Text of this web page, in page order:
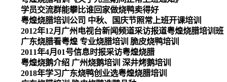
学员交流群能攀比谁回家做烧鸭卖得好
粤煌烧腊培训公司 中秋、国庆节照常上班开课培训
2012年12月广州电视台新闻频道采访报道粤煌烧腊培训班
广东烧腊看粤煌 专业烧腊培训 脆皮烧鸭培训
2011年4月01号信息时报采访粤煌烧腊
粤煌烧鹅介绍 广州烧鹅培训 深井烤鹅培训
2018年学习广东烧鸭创业选粤煌烧腊培训